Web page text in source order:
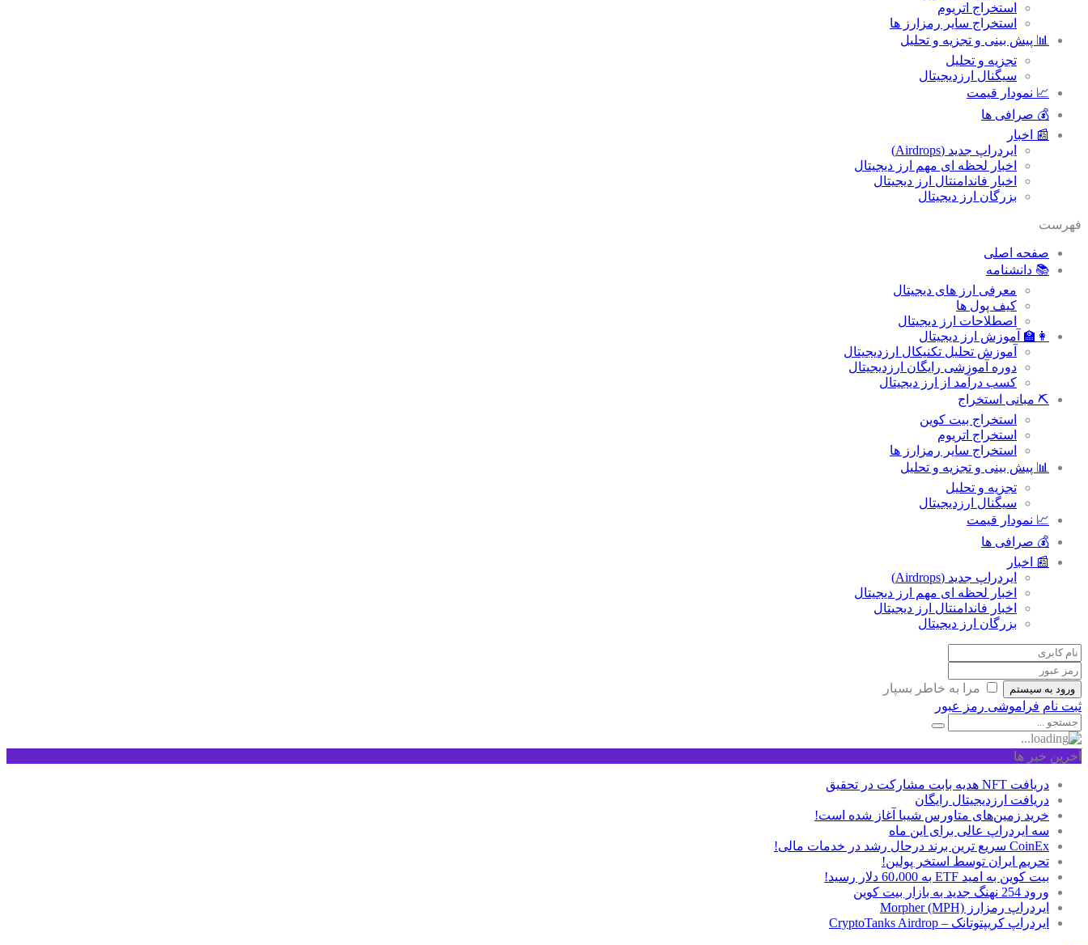
استخراج اتریوم
استخراج سایر رمزارز ها
📊 پیش بینی و تجزیه و تحلیل
تجزیه و تحلیل
سیگنال ارزدیجیتال
📈 نمودار قیمت
💰 صرافی ها
📰 اخبار
ایردراپ جدید (Airdrops)
اخبار لحظه ای مهم ارز دیجیتال
اخبار فاندامنتال ارز دیجیتال
بزرگان ارز دیجیتال
فهرست
صفحه اصلی
📚 دانشنامه
معرفی ارز های دیجیتال
کیف پول ها
اصطلاحات ارز دیجیتال
👩‍🏫 آموزش ارز دیجیتال
آموزش تحلیل تکنیکال ارزدیجیتال
دوره آموزشی رایگان ارزدیجیتال
کسب درآمد از ارز دیجیتال
⛏ مبانی استخراج
استخراج بیت کوین
استخراج اتریوم
استخراج سایر رمزارز ها
📊 پیش بینی و تجزیه و تحلیل
تجزیه و تحلیل
سیگنال ارزدیجیتال
📈 نمودار قیمت
💰 صرافی ها
📰 اخبار
ایردراپ جدید (Airdrops)
اخبار لحظه ای مهم ارز دیجیتال
اخبار فاندامنتال ارز دیجیتال
بزرگان ارز دیجیتال
ورود به سیستم
مرا به خاطر بسپار
ثبت نام فراموشی رمز عبور
آخرین خبر ها
دریافت NFT هدیه بابت مشارکت در تحقیق
دریافت ارزدیجیتال رایگان
خرید زمین‌های متاورس شیبا آغاز شده است!
سه ایردراپ عالی برای این ماه
CoinEx سریع ترین برند درحال رشد در خدمات مالی!
تحریم ایران توسط استخر پولین!
بیت کوین به امید ETF به 60،000 دلار رسید!
ورود 254 نهنگ جدید به بازار بیت کوین
ایردراپ رمزارز Morpher (MPH)
ایردراپ کریپتوتانک – CryptoTanks Airdrop